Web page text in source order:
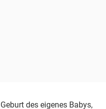
des eigenes Babys,